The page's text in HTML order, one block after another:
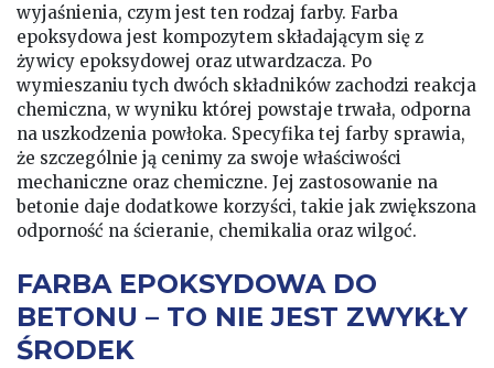
wyjaśnienia, czym jest ten rodzaj farby. Farba
epoksydowa jest kompozytem składającym się z
żywicy epoksydowej oraz utwardzacza. Po
wymieszaniu tych dwóch składników zachodzi reakcja
chemiczna, w wyniku której powstaje trwała, odporna
na uszkodzenia powłoka. Specyfika tej farby sprawia,
że szczególnie ją cenimy za swoje właściwości
mechaniczne oraz chemiczne. Jej zastosowanie na
betonie daje dodatkowe korzyści, takie jak zwiększona
odporność na ścieranie, chemikalia oraz wilgoć.
FARBA EPOKSYDOWA DO
BETONU – TO NIE JEST ZWYKŁY
ŚRODEK